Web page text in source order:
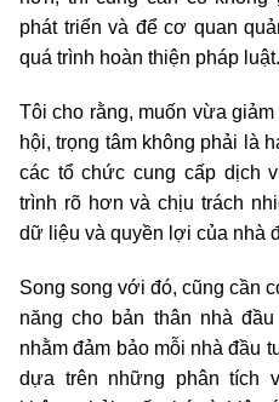
phát triển và để cơ quan
quá trình hoàn thiện pháp luật.
Tôi cho rằng, muốn vừa
hội, trọng tâm không phải là
các tổ chức cung cấp dịch
trình rõ hơn và chịu trách
dữ liệu và quyền lợi của nhà
Song song với đó, cũng cần
năng cho bản thân nhà
nhằm đảm bảo mỗi nhà đầu
dựa trên những phân tích